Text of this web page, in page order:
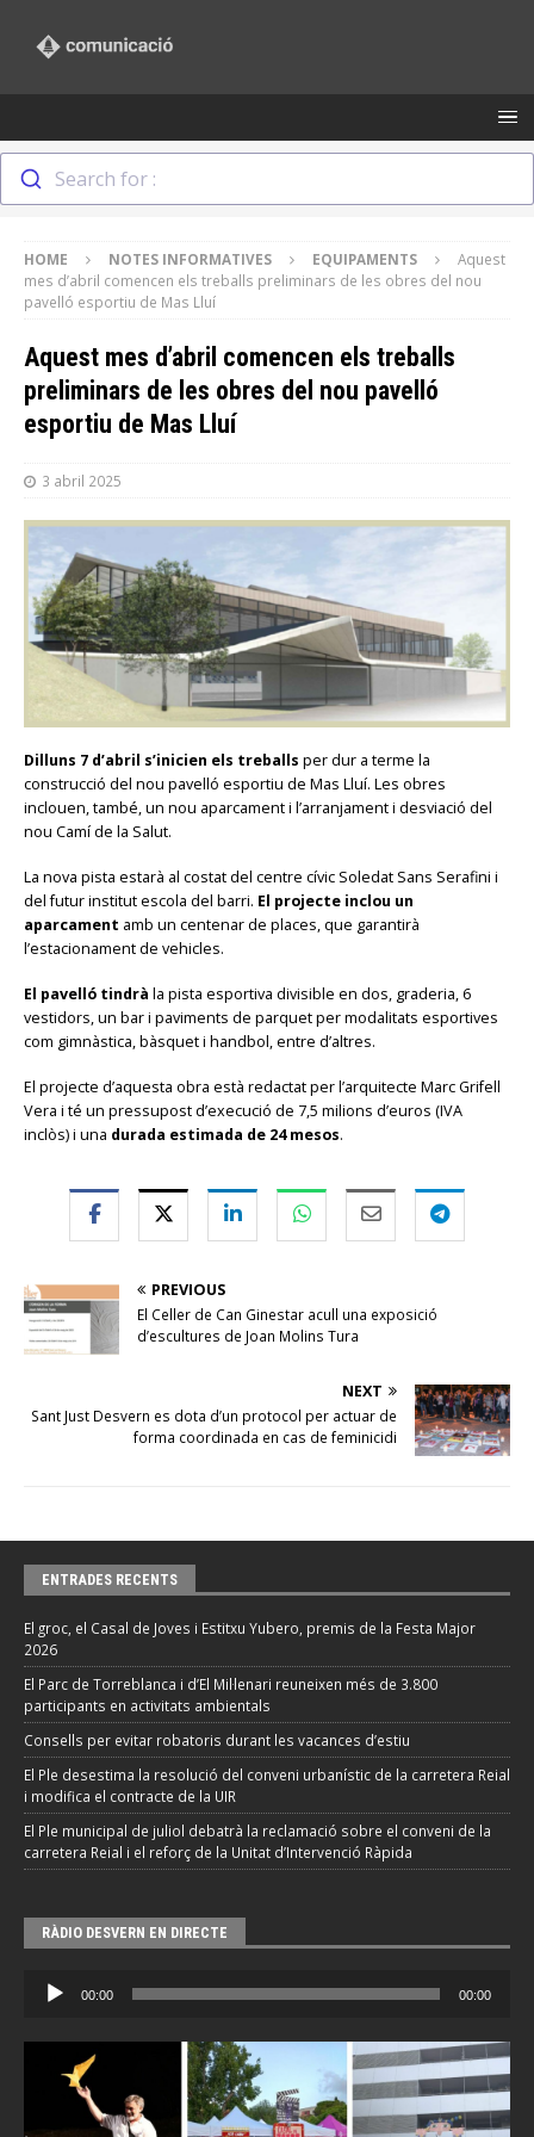
Search for :
HOME NOTES INFORMATIVES EQUIPAMENTS
Aquest
mes d’abril comencen els treballs preliminars de les obres del nou
pavelló esportiu de Mas Lluí
Aquest mes d’abril comencen els treballs
preliminars de les obres del nou pavelló
esportiu de Mas Lluí
3 abril 2025
Dilluns 7 d’abril s’inicien els treballs per dur a terme la
construcció del nou pavelló esportiu de Mas Lluí. Les obres
inclouen, també, un nou aparcament i l’arranjament i desviació del
nou Camí de la Salut.
La nova pista estarà al costat del centre cívic Soledat Sans Serafini i
del futur institut escola del barri. El projecte inclou un
aparcament amb un centenar de places, que garantirà
l’estacionament de vehicles.
El pavelló tindrà la pista esportiva divisible en dos, graderia, 6
vestidors, un bar i paviments de parquet per modalitats esportives
com gimnàstica, bàsquet i handbol, entre d’altres.
El projecte d’aquesta obra està redactat per l’arquitecte Marc Grifell
Vera i té un pressupost d’execució de 7,5 milions d’euros (IVA
inclòs) i una durada estimada de 24 mesos.
PREVIOUS
El Celler de Can Ginestar acull una exposició
d’escultures de Joan Molins Tura
NEXT
Sant Just Desvern es dota d’un protocol per actuar de
forma coordinada en cas de feminicidi
ENTRADES RECENTS
El groc, el Casal de Joves i Estitxu Yubero, premis de la Festa Major
2026
El Parc de Torreblanca i d’El Mil·lenari reuneixen més de 3.800
participants en activitats ambientals
Consells per evitar robatoris durant les vacances d’estiu
El Ple desestima la resolució del conveni urbanístic de la carretera Reial
i modifica el contracte de la UIR
El Ple municipal de juliol debatrà la reclamació sobre el conveni de la
carretera Reial i el reforç de la Unitat d’Intervenció Ràpida
RÀDIO DESVERN EN DIRECTE
Reproductor
d'àudio
00:00 00:00